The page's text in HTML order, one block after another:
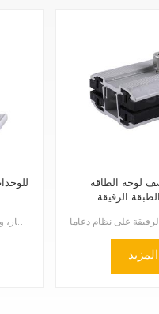
مشبك الوسط على شكل حرف U للألواح الشمسية ذات الإطار مصمم خصيصًا للألواح الشمسية ذات الإطار، وتحديدًا...
لوحة الطاقة
الرقيقة
المزيد